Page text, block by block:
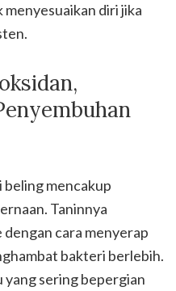
menyesuaikan diri jika
beling mencakup
Taninnya
cara menyerap
bakteri berlebih.
yang sering bepergian